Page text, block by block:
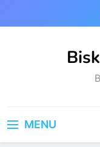
MENU